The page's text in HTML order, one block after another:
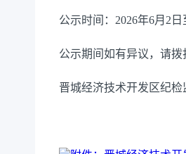
公示时间：2026年6月2日
公示期间如有异议，请拨
晋城经济技术开发区纪检